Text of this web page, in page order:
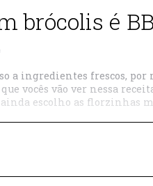
brócolis é
a ingredientes frescos,
vocês vão ver nessa
escolho as florzinhas